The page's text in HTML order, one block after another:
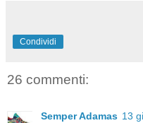
Condividi
26 commenti:
Semper Adamas 13